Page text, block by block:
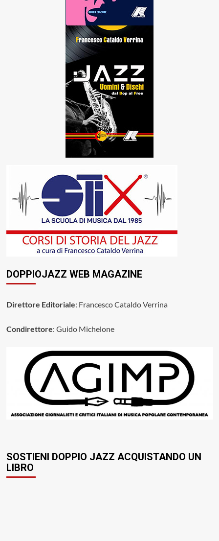
DOPPIOJAZZ WEB MAGAZINE
Direttore Editoriale: Francesco Cataldo Verrina
Condirettore: Guido Michelone
SOSTIENI DOPPIO JAZZ ACQUISTANDO UN
LIBRO